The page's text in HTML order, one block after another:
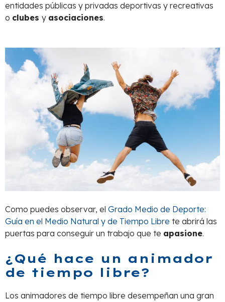
entidades públicas y privadas deportivas y recreativas
o clubes y asociaciones.
Como puedes observar, el Grado Medio de Deporte:
Guía en el Medio Natural y de Tiempo Libre te abrirá las
puertas para conseguir un trabajo que te apasione.
¿Qué hace un animador
de tiempo libre?
Los animadores de tiempo libre desempeñan una gran